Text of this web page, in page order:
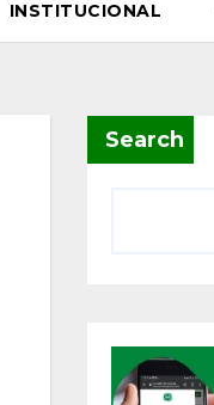
INSTITUCIONAL
Search